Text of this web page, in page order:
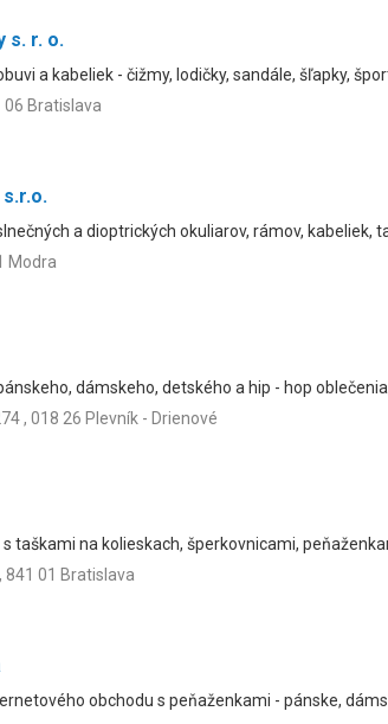
s. r. o.
a kabeliek - čižmy, lodičky, sandále, šľapky,
06 Bratislava
a dioptrických okuliarov, rámov, kabeliek,
Modra
dámskeho, detského a hip - hop
, 018 26 Plevník - Drienové
taškami na kolieskach, šperkovnicami,
01 Bratislava
obchodu s peňaženkami - pánske,